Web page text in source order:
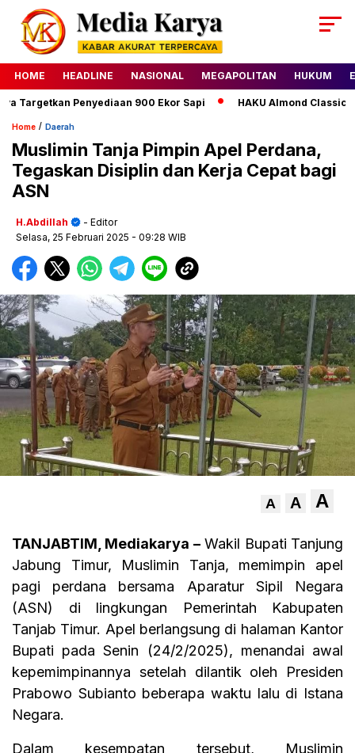
HOME HEADLINE NASIONAL MEGAPOLITAN HUKUM
Penyediaan 900 Ekor Sapi HAKU Almond Classic
Home / Daerah
Muslimin Tanja Pimpin Apel Perdana,
Tegaskan Disiplin dan Kerja Cepat bagi
ASN
H.Abdillah
- Editor
Selasa, 25 Februari 2025 - 09:28 WIB
A A A
TANJABTIM, Mediakarya –Wakil Bupati Tanjung
Jabung Timur, Muslimin Tanja, memimpin apel
pagi perdana bersama Aparatur Sipil Negara
(ASN) di lingkungan Pemerintah Kabupaten
Tanjab Timur. Apel berlangsung di halaman Kantor
Bupati pada Senin (24/2/2025), menandai awal
kepemimpinannya setelah dilantik oleh Presiden
Prabowo Subianto beberapa waktu lalu di Istana
Negara.
Dalam kesempatan tersebut, Muslimin